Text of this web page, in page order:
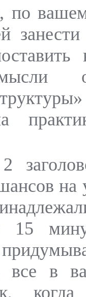
по
на
15
все в